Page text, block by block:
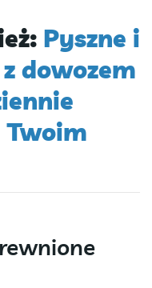
Pyszne i
dowozem
Twoim